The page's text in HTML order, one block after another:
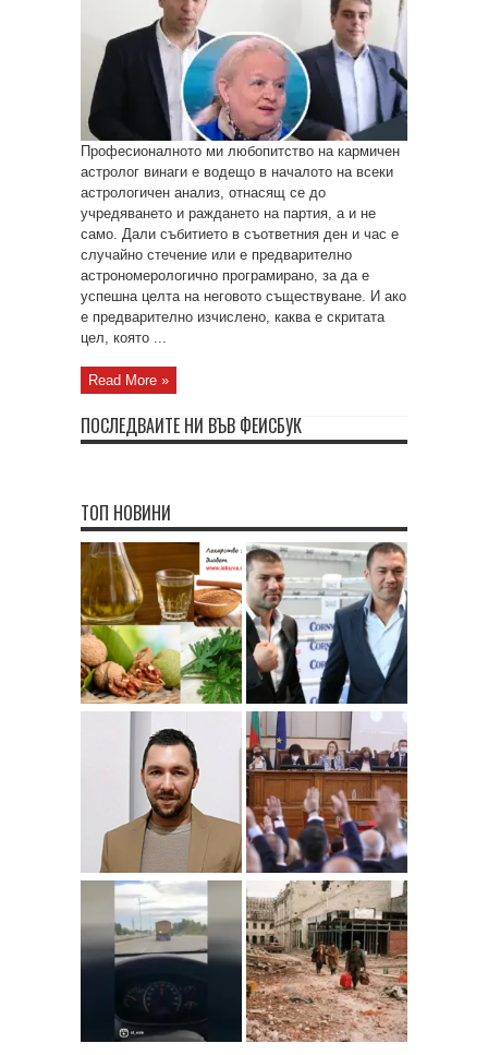
Професионалното ми любопитство на кармичен
астролог винаги е водещо в началото на всеки
астрологичен анализ, отнасящ се до
учредяването и раждането на партия, а и не
само. Дали събитието в съответния ден и час е
случайно стечение или е предварително
астрономерологично програмирано, за да е
успешна целта на неговото съществуване. И ако
е предварително изчислено, каква е скритата
цел, която ...
Read More »
ПОСЛЕДВАЙТЕ НИ ВЪВ ФЕЙСБУК
ТОП НОВИНИ